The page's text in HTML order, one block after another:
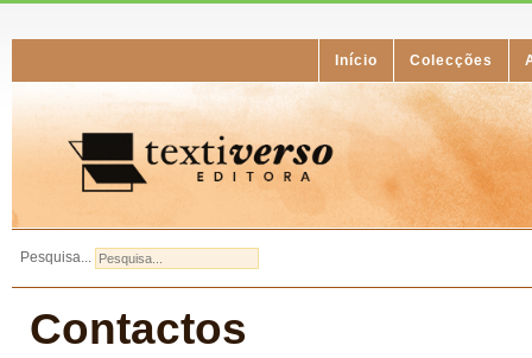
Início Colecções
Pesquisa...
Contactos